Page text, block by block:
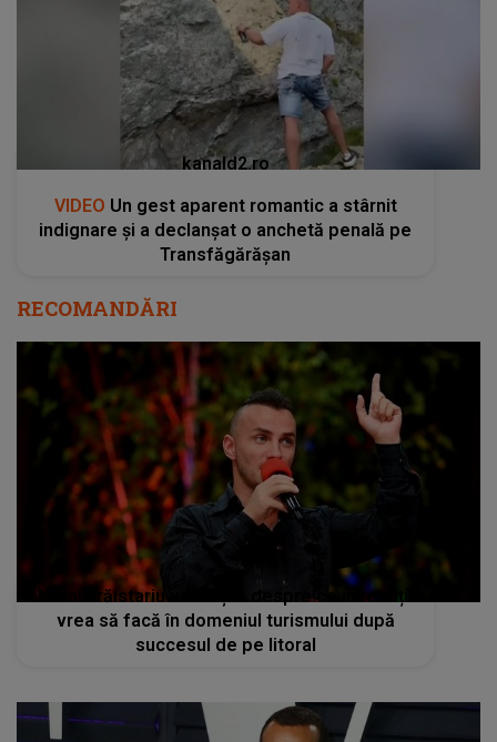
kanald2.ro
VIDEO Un gest aparent romantic a stârnit
indignare și a declanșat o anchetă penală pe
Transfăgărășan
RECOMANDĂRI
Mihai Trăistariu vorbește despre ce investiții
vrea să facă în domeniul turismului după
succesul de pe litoral